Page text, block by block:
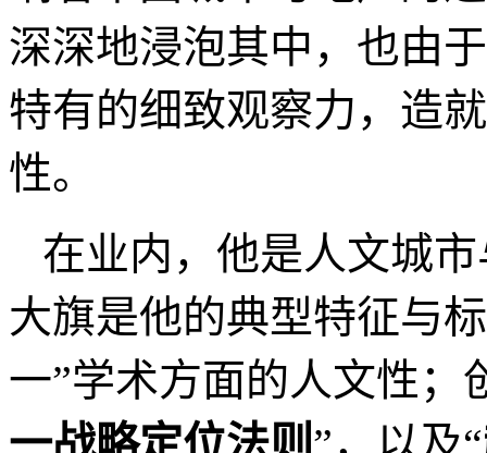
的观点影响着中国城市
地产行业政策的制定。
由于深圳的特殊历史
生地。在城市开发，特
的前列，深圳的城市与
响着中国城市与地产的
深深地浸泡其中，也由